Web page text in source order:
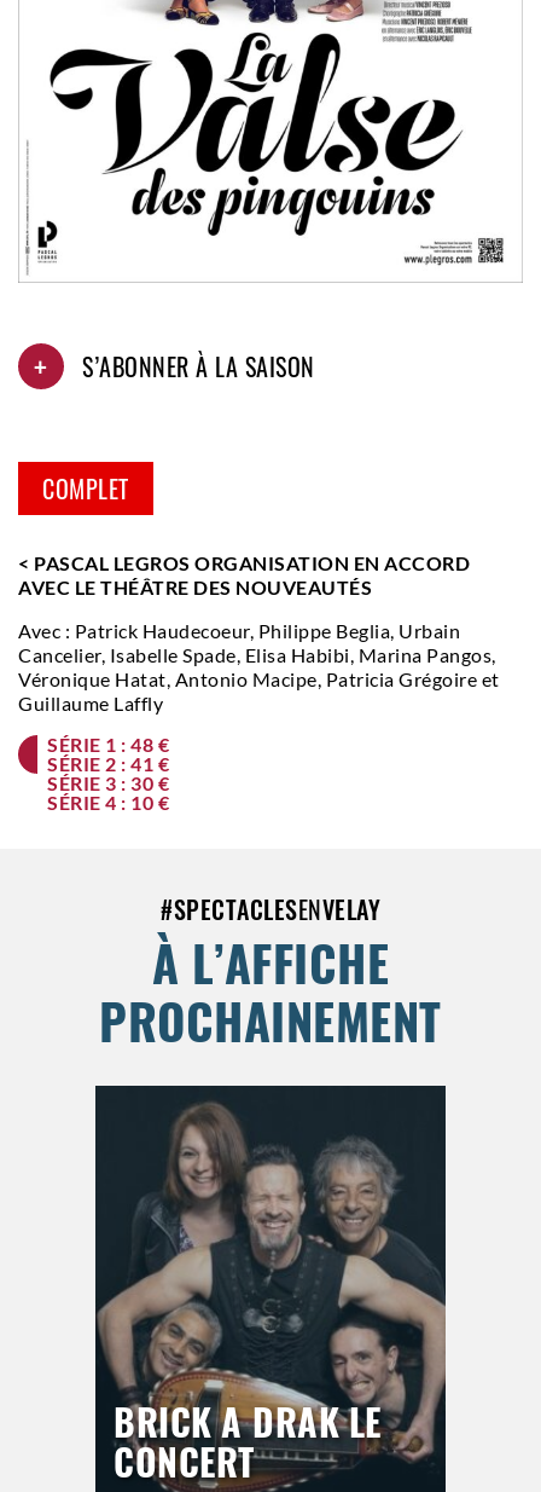
+ S’ABONNER À LA SAISON
COMPLET
< PASCAL LEGROS ORGANISATION EN ACCORD
AVEC LE THÉÂTRE DES NOUVEAUTÉS
Avec : Patrick Haudecoeur, Philippe Beglia, Urbain
Cancelier, Isabelle Spade, Elisa Habibi, Marina Pangos,
Véronique Hatat, Antonio Macipe, Patricia Grégoire et
Guillaume Laffly
SÉRIE 1 : 48 €
SÉRIE 2 : 41 €
SÉRIE 3 : 30 €
SÉRIE 4 : 10 €
#SPECTACLESENVELAY
À L’AFFICHE
PROCHAINEMENT
BRICK A DRAK LE
CONCERT